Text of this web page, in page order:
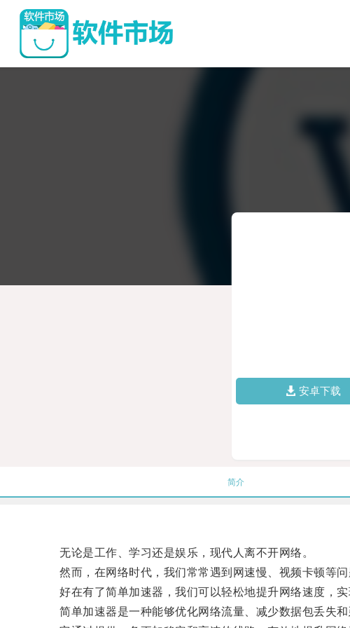
安卓下载
简介
无论是工作、学习还是娱乐，现代人离不开网络。
然而，在网络时代，我们常常遇到网速慢、视频卡顿等问
好在有了简单加速器，我们可以轻松地提升网络速度，实
简单加速器是一种能够优化网络流量、减少数据包丢失和